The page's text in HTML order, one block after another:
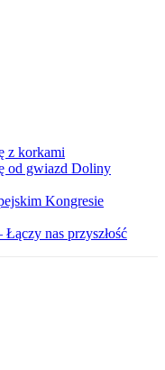
z korkami
od gwiazd Doliny
Kongresie
nas przyszłość